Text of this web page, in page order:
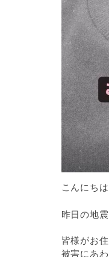
こんにち
昨日の地
皆様がお
被害にあ